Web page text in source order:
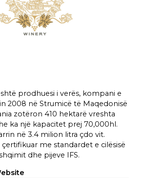
prodhuesi i verës, kompani e
2008 në Strumicë të Maqedonisë
zotëron 410 hektarë vreshta
ka një kapacitet prej 70,000hl.
në 3.4 milion litra çdo vit.
me standardet e cilësisë
dhe pijeve IFS.